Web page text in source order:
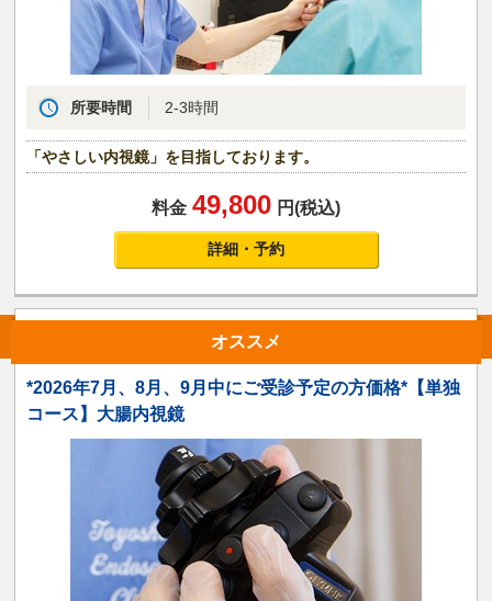
所要時間 2-3時間
「やさしい内視鏡」を目指しております。
料金 49,800 円(税込)
詳細・予約
オススメ
*2026年7月、8月、9月中にご受診予定の方価格*【単独
コース】大腸内視鏡